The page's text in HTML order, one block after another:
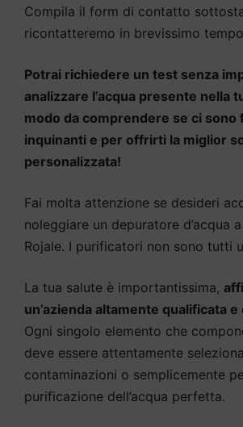
Compila il form di contatto
ricontatteremo in brevissimo
Potrai richiedere un test senza
analizzare l’acqua presente nella
modo da comprendere se ci sono
inquinanti e per offrirti la miglior
personalizzata!
Fai molta attenzione se desideri
noleggiare un depuratore d’acqua
Rojale. I purificatori non sono tutti
La tua salute è importantissima,
un’azienda altamente qualificata
Ogni singolo elemento che
deve essere attentamente
contaminazioni o semplicemente
purificazione dell’acqua perfetta.